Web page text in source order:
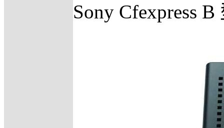
Sony Cfexpress